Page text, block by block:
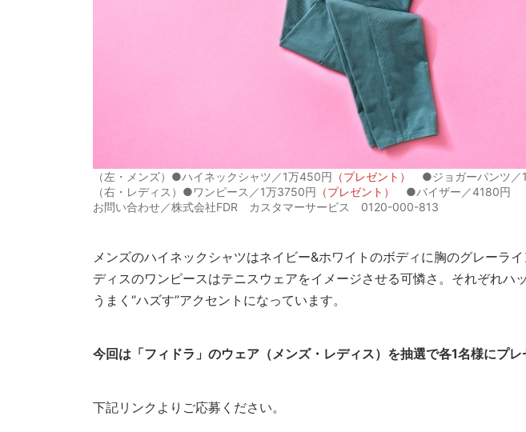
（左・メンズ）●ハイネックシャツ／1万450円 （プレゼント）
●ジョガーパンツ
（右・レディス）●ワンピース／1万3750円 （プレゼント）
●バイザー／4180円
お問い合わせ／株式会社FDR カスタマーサービス 0120-000-813
メンズのハイネックシャツはネイビー&ホワイトのボディに胸のグレーラ
ディスのワンピースはテニスウェアをイメージさせる可憐さ。それぞれハ
うまく“ハズす”アクセントになっています。
今回は「フィドラ」のウェア（メンズ・レディス）を抽選で各1名様にプレ
下記リンクよりご応募ください。